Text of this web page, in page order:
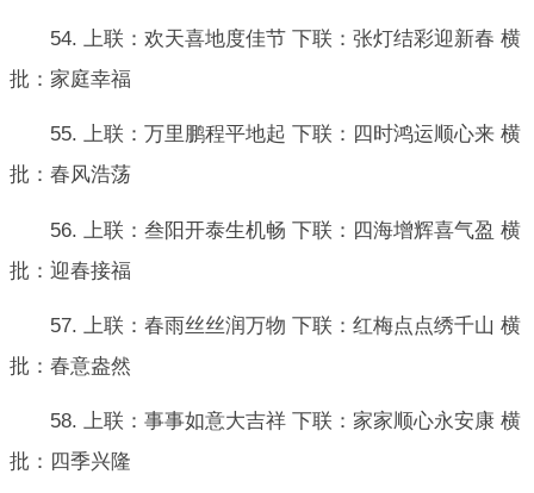
54. 上联：欢天喜地度佳节 下联：张灯结彩迎新春 横
批：家庭幸福
55. 上联：万里鹏程平地起 下联：四时鸿运顺心来 横
批：春风浩荡
56. 上联：叁阳开泰生机畅 下联：四海增辉喜气盈 横
批：迎春接福
57. 上联：春雨丝丝润万物 下联：红梅点点绣千山 横
批：春意盎然
58. 上联：事事如意大吉祥 下联：家家顺心永安康 横
批：四季兴隆